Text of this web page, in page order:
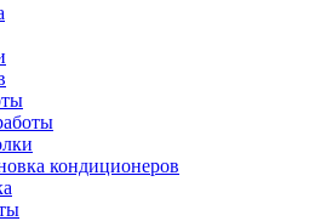
кондиционеров